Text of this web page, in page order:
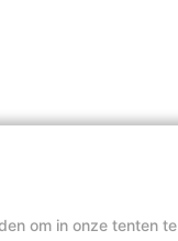
om in onze tenten te